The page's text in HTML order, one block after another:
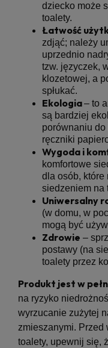
dziecko może
toalety.
Łatwość
zdjąć; należy
uprzednio
tzw. języczek,
klozetowej, a
spłukać.
Ekologia– to
są bardziej
porównaniu
ręczniki
Wygoda i
komfortowe
dla osób, które
siedzeniem na
Uniwersalny
(w domu, w
mogą być
Zdrowie –
postawy (na
toalety przez
Produkt jest w
na ryzyko
wyrzucanie zużytej
zmieszanymi. Przed
toalety, upewnij się,